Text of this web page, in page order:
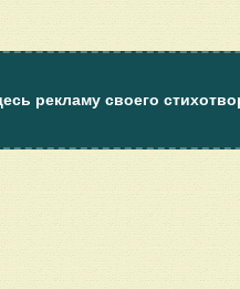
рекламу своего